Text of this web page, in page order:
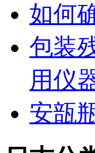
如何
包装
用仪
安瓿